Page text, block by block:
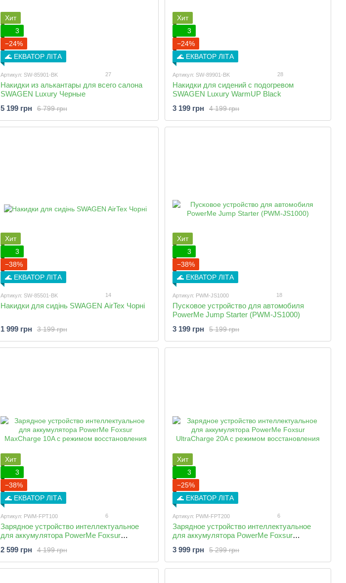
Хит
3
−24%
🌊 ЕКВАТОР ЛІТА
Артикул: SW-85901-BK 27
Накидки из алькантары для всего салона
SWAGEN Luxury Черные
6 799 грн
5 199 грн
Хит
3
−24%
🌊 ЕКВАТОР ЛІТА
Артикул: SW-89901-BK 28
Накидки для сидений с подогревом
SWAGEN Luxury WarmUP Black
4 199 грн
3 199 грн
Хит
3
−38%
🌊 ЕКВАТОР ЛІТА
Артикул: SW-85501-BK 14
Накидки для сидінь SWAGEN AirTex Чорні
3 199 грн
1 999 грн
Хит
3
−38%
🌊 ЕКВАТОР ЛІТА
Артикул: PWM-JS1000 18
Пусĸовое устройство для автомобиля
PowerMe Jump Starter (PWM-JS1000)
5 199 грн
3 199 грн
Хит
3
−38%
🌊 ЕКВАТОР ЛІТА
Артикул: PWM-FPT100 6
Зарядное устройство интеллектуальное
для аккумулятора PowerMe Foxsur
4 199 грн
2 599 грн
Хит
3
−25%
🌊 ЕКВАТОР ЛІТА
Артикул: PWM-FPT200 6
Зарядное устройство интеллектуальное
для аккумулятора PowerMe Foxsur
5 299 грн
3 999 грн